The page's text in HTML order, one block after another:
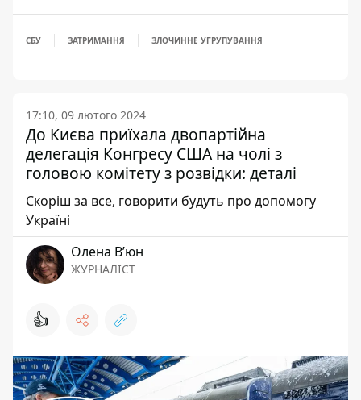
СБУ ЗАТРИМАННЯ ЗЛОЧИННЕ УГРУПУВАННЯ
17:10, 09 лютого 2024
До Києва приїхала двопартійна
делегація Конгресу США на чолі з
головою комітету з розвідки: деталі
Скоріш за все, говорити будуть про допомогу
Україні
Олена Вʼюн
ЖУРНАЛІСТ
👍